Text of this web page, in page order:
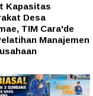
Kapasitas
Desa
TIM Cara'de
Manajemen